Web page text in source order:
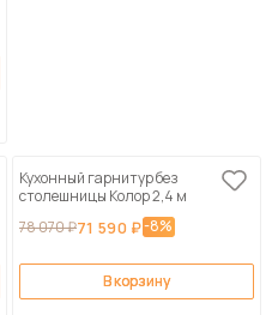
Кухонный гарнитур без
столешницы Колор 2,4 м
78 070 ₽71 590 ₽-8%
В корзину